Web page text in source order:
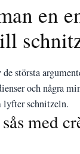
en
största
och några
lyfter schnitzeln.
med